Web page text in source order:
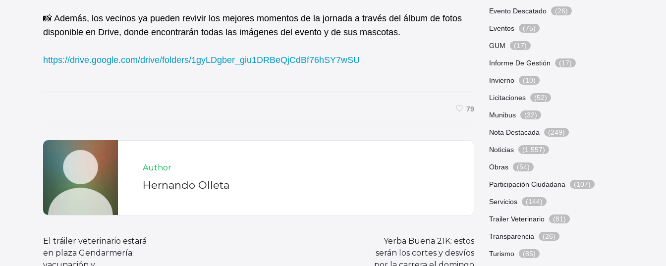
📸 Además, los vecinos ya pueden revivir los mejores momentos de la jornada a través del álbum de fotos
disponible en Drive, donde encontrarán todas las imágenes del evento y de sus mascotas.
https://drive.google.com/drive/folders/1gyLDgber_giu1DRBeQjCdBf76hSY7wSU
79
Author
Hernando Olleta
El tráiler veterinario estará
en plaza Gendarmería:
Yerba Buena 21K: estos
serán los cortes y desvíos
Evento Descatado (26)
Eventos (75)
GUM (17)
Informe De Gestión (17)
Invierno (10)
Licitaciones (52)
Munibus (32)
Nota Destacada (249)
Noticias (1.557)
Obras (54)
Participación Ciudadana (107)
Servicios (144)
Trailer Veterinario (81)
Transparencia (26)
Turismo (85)